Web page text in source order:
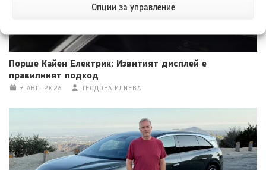
Опции за управление
Порше Кайен Електрик: Извитият дисплей е
правилният подход
7 АВГ. 2026 ТЕОДОРА ИЛИЕВА